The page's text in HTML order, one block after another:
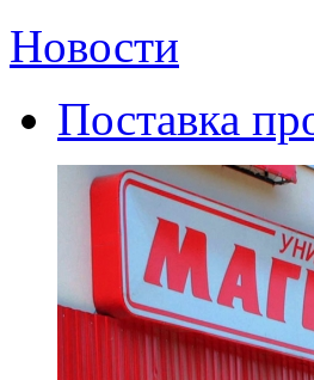
Новости
Поставка